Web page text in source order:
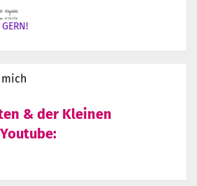
& der Kleinen